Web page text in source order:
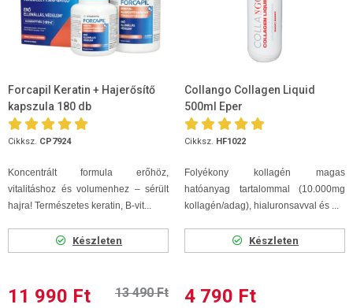
Forcapil Keratin + Hajerősítő
kapszula 180 db
Cikksz. CP7924
Koncentrált formula erőhöz,
vitalitáshoz és volumenhez – sérült
hajra! Természetes keratin, B-vit...
Készleten
11 990 Ft 13 490 Ft
Collango Collagen Liquid
500ml Eper
Cikksz. HF1022
Folyékony kollagén magas
hatóanyag tartalommal (10.000mg
kollagén/adag), hialuronsavval és ...
Készleten
4 790 Ft